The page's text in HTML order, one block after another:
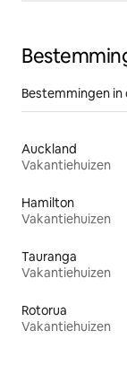
Bestemmingen
Auckland
Vakantiehuizen
Hamilton
Vakantiehuizen
Tauranga
Vakantiehuizen
Rotorua
Vakantiehuizen